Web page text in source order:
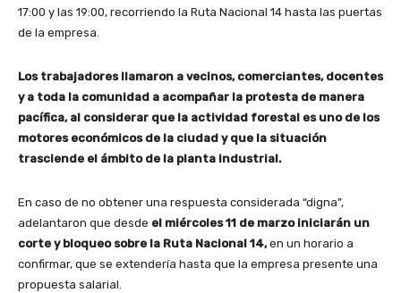
17:00 y las 19:00, recorriendo la Ruta Nacional 14 hasta las puertas
de la empresa.
Los trabajadores llamaron a vecinos, comerciantes, docentes
y a toda la comunidad a acompañar la protesta de manera
pacífica, al considerar que la actividad forestal es uno de los
motores económicos de la ciudad y que la situación
trasciende el ámbito de la planta industrial.
En caso de no obtener una respuesta considerada “digna”,
adelantaron que desde el miércoles 11 de marzo iniciarán un
corte y bloqueo sobre la Ruta Nacional 14,en un horario a
confirmar, que se extendería hasta que la empresa presente una
propuesta salarial.